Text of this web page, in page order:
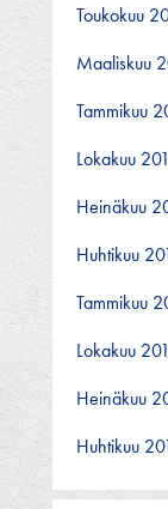
Toukokuu
Maaliskuu
Tammikuu
Lokakuu
Heinäkuu
Huhtikuu
Tammikuu
Lokakuu
Heinäkuu
Huhtikuu